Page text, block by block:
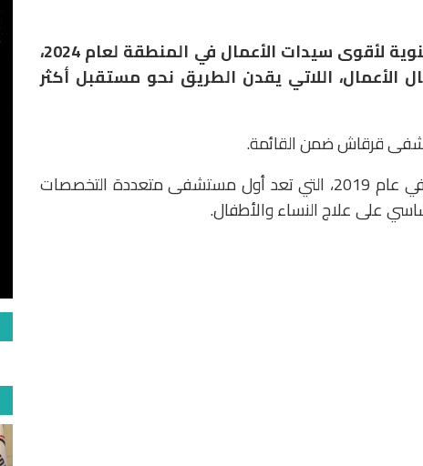
كشفت فوربس الشرق الأوسط عن قائمتها السنوية لأقوى سيدات الأعمال في المنطقة لعام 2024،
الأعمال، اللاتي يقدن الطريق نحو مستقبل أكثر
قرقاش ضمن القائمة.
أسست قرقاش مستشفى قرقاش متعدد التخصصات في عام 2019، التي تعد أول مستشفى متعددة التخصصات
على علاج النساء والأطفال.